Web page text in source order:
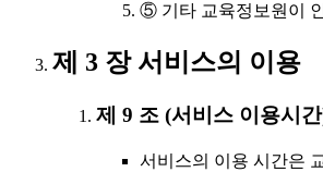
⑤ 기타 교육정보원이
제 3 장 서비스의 이용
제 9 조 (서비스 이용시
서비스의 이용 시간은